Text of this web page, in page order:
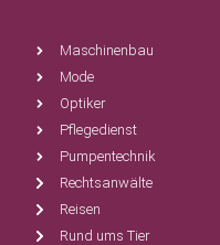
Maschinenbau
Mode
Optiker
Pflegedienst
Pumpentechnik
Rechtsanwälte
Reisen
Rund ums Tier